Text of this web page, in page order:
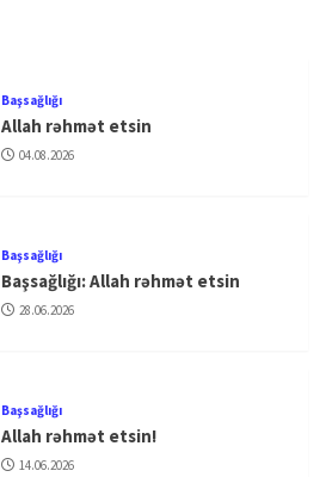
Başsağlığı
Allah rəhmət etsin
04.08.2026
Başsağlığı
Başsağlığı: Allah rəhmət etsin
28.06.2026
Başsağlığı
Allah rəhmət etsin!
14.06.2026